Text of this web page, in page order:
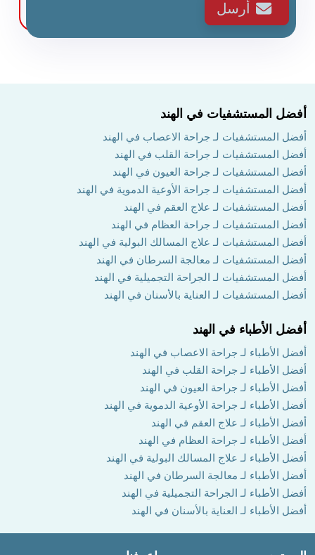
أرسل
أفضل المستشفيات في الهند
أفضل المستشفيات لـ جراحة الاعصاب في الهند
أفضل المستشفيات لـ جراحة القلب في الهند
أفضل المستشفيات لـ جراحة العيون في الهند
أفضل المستشفيات لـ جراحة الأوعية الدموية في الهند
أفضل المستشفيات لـ علاج العقم في الهند
أفضل المستشفيات لـ جراحة العظام في الهند
أفضل المستشفيات لـ علاج المسالك البولية في الهند
أفضل المستشفيات لـ معالجة السرطان في الهند
أفضل المستشفيات لـ الجراحة التجميلية في الهند
أفضل المستشفيات لـ العناية بالأسنان في الهند
أفضل الأطباء في الهند
أفضل الأطباء لـ جراحة الاعصاب في الهند
أفضل الأطباء لـ جراحة القلب في الهند
أفضل الأطباء لـ جراحة العيون في الهند
أفضل الأطباء لـ جراحة الأوعية الدموية في الهند
أفضل الأطباء لـ علاج العقم في الهند
أفضل الأطباء لـ جراحة العظام في الهند
أفضل الأطباء لـ علاج المسالك البولية في الهند
أفضل الأطباء لـ معالجة السرطان في الهند
أفضل الأطباء لـ الجراحة التجميلية في الهند
أفضل الأطباء لـ العناية بالأسنان في الهند